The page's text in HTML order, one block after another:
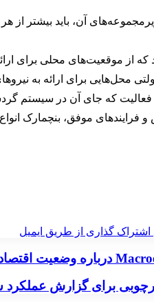
آن، باید بیشتر از
از موقعیت‌های محلی برای
محل‌هایی برای ارائه به
که جای آن در سیستم
و فرایندهای موفق، بنچمارک
اشتراک گذاری از طریق ایمیل